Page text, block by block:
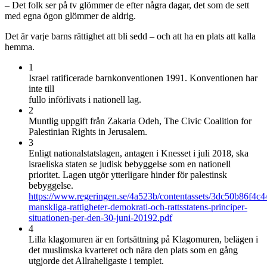
– Det folk ser på tv glömmer de efter några dagar, det som de sett
med egna ögon glömmer de aldrig.
Det är varje barns rättighet att bli sedd – och att ha en plats att kalla
hemma.
1
Israel ratificerade barnkonventionen 1991. Konventionen har
inte till
fullo införlivats i nationell lag.
2
Muntlig uppgift från Zakaria Odeh, The Civic Coalition for
Palestinian Rights in Jerusalem.
3
Enligt nationalstatslagen, antagen i Knesset i juli 2018, ska
israeliska staten se judisk bebyggelse som en nationell
prioritet. Lagen utgör ytterligare hinder för palestinsk
bebyggelse.
https://www.regeringen.se/4a523b/contentassets/
manskliga-rattigheter-demokrati-och-rattsstatens-principer-
situationen-per-den-30-juni-20192.pdf
4
Lilla klagomuren är en fortsättning på Klagomuren, belägen i
det muslimska kvarteret och nära den plats som en gång
utgjorde det Allraheligaste i templet.